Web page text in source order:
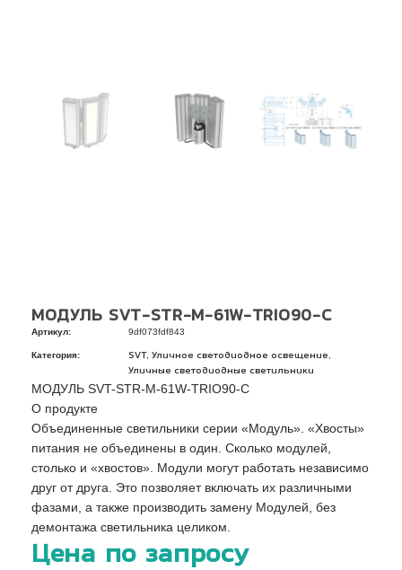
МОДУЛЬ SVT-STR-M-61W-TRIO90-C
Артикул: 9df073fdf843
Категория: SVT, Уличное светодиодное освещение
Уличные светодиодные светильники
МОДУЛЬ SVT-STR-M-61W-TRIO90-C
О продукте
Объединенные светильники серии «Модуль». «Хвосты»
питания не объединены в один. Сколько модулей,
столько и «хвостов». Модули могут работать независимо
друг от друга. Это позволяет включать их различными
фазами, а также производить замену Модулей, без
демонтажа светильника целиком.
Цена по запросу